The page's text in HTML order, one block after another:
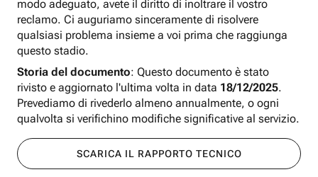
modo adeguato, avete il diritto di inoltrare il vostro
reclamo. Ci auguriamo sinceramente di risolvere
qualsiasi problema insieme a voi prima che raggiunga
questo stadio.
Storia del documento: Questo documento è stato
rivisto e aggiornato l'ultima volta in data 18/12/2025.
Prevediamo di rivederlo almeno annualmente, o ogni
qualvolta si verifichino modifiche significative al servizio.
SCARICA IL RAPPORTO TECNICO